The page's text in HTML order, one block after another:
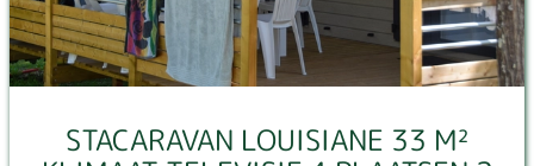
STACARAVAN LOUISIANE 33 M²